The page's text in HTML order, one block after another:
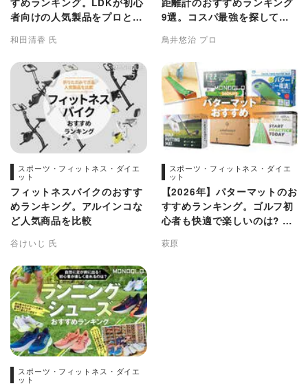
すめランキング。LDKが初心
者向けの人気製品をプロと徹
和田清香 氏
距離計のおすすめランキング
9選。コスパ最強を探してプ
鳥井悠治 プロ
スポーツ・フィットネス・ダイエ
ット
フィットネスバイクのおすす
めランキング。アルインコな
ど人気商品を比較
谷けいじ 氏
スポーツ・フィットネス・ダイエ
ット
【2026年】パターマットのお
すすめランキング。ゴルフ初
心者も快適で楽しいのは? 人
萩原
スポーツ・フィットネス・ダイエ
ット